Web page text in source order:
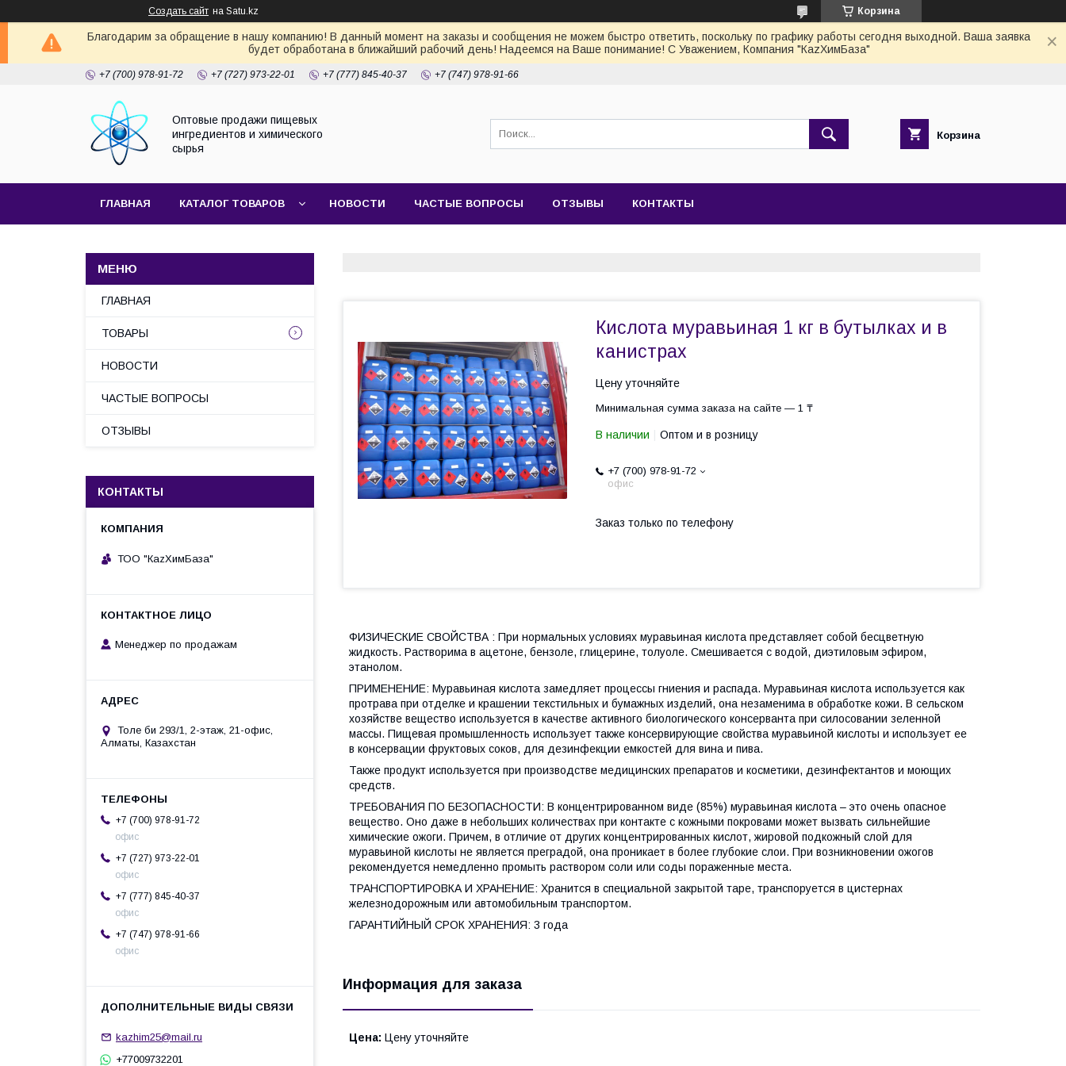
Создать сайт на Satu.kz Корзина
Благодарим за обращение в нашу компанию! В данный момент на заказы и сообщения не можем быстро ответить, поскольку по графику работы сегодня выходной. Ваша заявка
будет обработана в ближайший рабочий день! Надеемся на Ваше понимание! С Уважением, Компания "КаzХимБаза"
+7 (700) 978-91-72 +7 (727) 973-22-01 +7 (777) 845-40-37 +7 (747) 978-91-66
Оптовые продажи пищевых
ингредиентов и химического
сырья
Корзина
ГЛАВНАЯ КАТАЛОГ ТОВАРОВ НОВОСТИ ЧАСТЫЕ ВОПРОСЫ ОТЗЫВЫ КОНТАКТЫ
Кислота муравьиная 1 кг в бутылках и в
канистрах
Цену уточняйте
Минимальная сумма заказа на сайте — 1 ₸
В наличии Оптом и в розницу
+7 (700) 978-91-72
офис
Заказ только по телефону
ФИЗИЧЕСКИЕ СВОЙСТВА : При нормальных условиях муравьиная кислота представляет собой бесцветную
жидкость. Растворима в ацетоне, бензоле, глицерине, толуоле. Смешивается с водой, диэтиловым эфиром,
этанолом.
ПРИМЕНЕНИЕ: Муравьиная кислота замедляет процессы гниения и распада. Муравьиная кислота используется как
протрава при отделке и крашении текстильных и бумажных изделий, она незаменима в обработке кожи. В сельском
хозяйстве вещество используется в качестве активного биологического консерванта при силосовании зеленной
массы. Пищевая промышленность использует также консервирующие свойства муравьиной кислоты и использует ее
в консервации фруктовых соков, для дезинфекции емкостей для вина и пива.
Также продукт используется при производстве медицинских препаратов и косметики, дезинфектантов и моющих
средств.
ТРЕБОВАНИЯ ПО БЕЗОПАСНОСТИ: В концентрированном виде (85%) муравьиная кислота – это очень опасное
вещество. Оно даже в небольших количествах при контакте с кожными покровами может вызвать сильнейшие
химические ожоги. Причем, в отличие от других концентрированных кислот, жировой подкожный слой для
муравьиной кислоты не является преградой, она проникает в более глубокие слои. При возникновении ожогов
рекомендуется немедленно промыть раствором соли или соды пораженные места.
ТРАНСПОРТИРОВКА И ХРАНЕНИЕ: Хранится в специальной закрытой таре, транспоруется в цистернах
железнодорожным или автомобильным транспортом.
ГАРАНТИЙНЫЙ СРОК ХРАНЕНИЯ: 3 года
Информация для заказа
Цена: Цену уточняйте
ГЛАВНАЯ
ТОВАРЫ
НОВОСТИ
ЧАСТЫЕ ВОПРОСЫ
ОТЗЫВЫ
КОНТАКТЫ
ТОО "КаzХимБаза"
Менеджер по продажам
Толе би 293/1, 2-этаж, 21-офис,
Алматы, Казахстан
+7 (700) 978-91-72
офис
+7 (727) 973-22-01
офис
+7 (777) 845-40-37
офис
+7 (747) 978-91-66
офис
kazhim25@mail.ru
+77009732201